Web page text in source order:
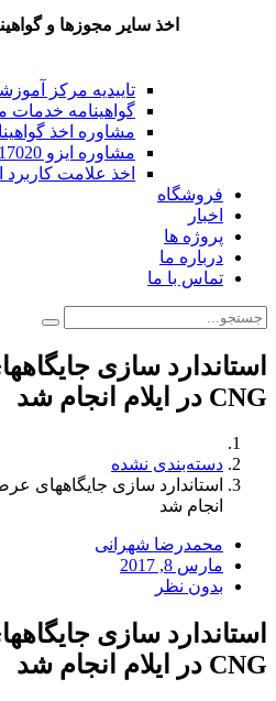
اخذ سایر مجوزها و
تاییدیه مرکز
گواهینامه
مشاوره اخذ گواهینامه
مشاوره ایزو 17020
اخذ علامت کاربرد
فروشگاه
اخبار
پروژه ها
درباره ما
تماس با ما
استاندارد سازی
CNG در ایلام انجام شد
دسته‌بندی نشده
انجام شد
محمدرضا شهرانی
مارس 8, 2017
بدون نظر
استاندارد سازی
CNG در ایلام انجام شد